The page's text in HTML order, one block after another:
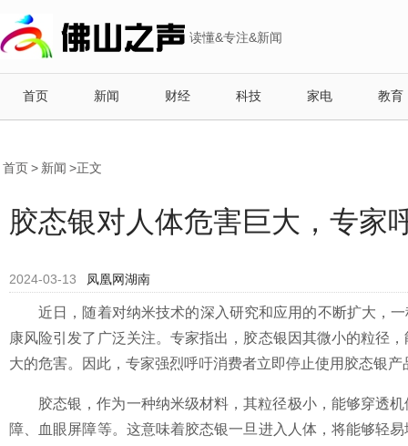
读懂&专注&新闻
首页 新闻 财经 科技 家电 教育
首页> 新闻 >正文
胶态银对人体危害巨大，专家
2024-03-13 凤凰网湖南
近日，随着对纳米技术的深入研究和应用的不断扩大，
康风险引发了广泛关注。专家指出，胶态银因其微小的粒径
大的危害。因此，专家强烈呼吁消费者立即停止使用胶态银
胶态银，作为一种纳米级材料，其粒径极小，能够穿透
障、血眼屏障等。这意味着胶态银一旦进入人体，将能够轻